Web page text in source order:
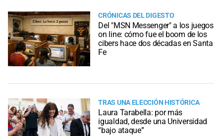
CRÓNICAS DEL DIGESTO
Del "MSN Messenger" a los juegos
on line: cómo fue el boom de los
cibers hace dos décadas en Santa
Fe
TRAS UNA ELECCIÓN HISTÓRICA
Laura Tarabella: por más
igualdad, desde una Universidad
“bajo ataque”